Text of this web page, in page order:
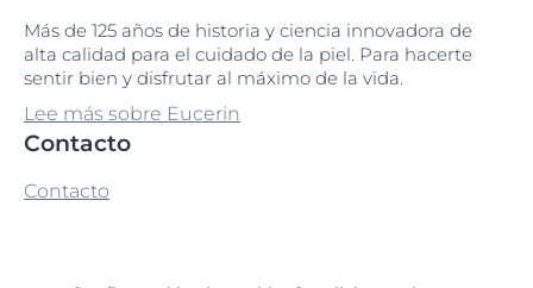
Más de 125 años de historia y ciencia innovadora de
alta calidad para el cuidado de la piel. Para hacerte
sentir bien y disfrutar al máximo de la vida.
Lee más sobre Eucerin
Contacto
Contacto